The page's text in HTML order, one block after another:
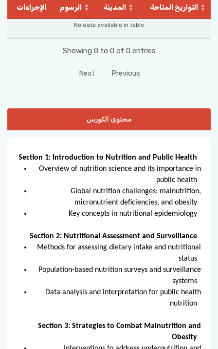
التواريخ المتاحة المدينة الرسوم الإجراءات
No data available in table
Showing 0 to 0 of 0 entries
Previous
Next
محتوى الكورس
Section 1: Introduction to Nutrition and Public Health
Overview of nutrition science and its importance in
public health
Global nutrition challenges: malnutrition,
micronutrient deficiencies, and obesity
Key concepts in nutritional epidemiology
Section 2: Nutritional Assessment and Surveillance
Methods for assessing dietary intake and nutritional
status
Population-based nutrition surveys and surveillance
systems
Data analysis and interpretation for public health
nutrition
Section 3: Strategies to Combat Malnutrition and
Obesity